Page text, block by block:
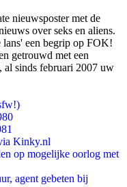
nieuwsposter met de
over seks en aliens.
lans' een begrip op FOK!
getrouwd met een
al sinds februari 2007 uw
Kinky.nl
op mogelijke oorlog met
agent gebeten bij